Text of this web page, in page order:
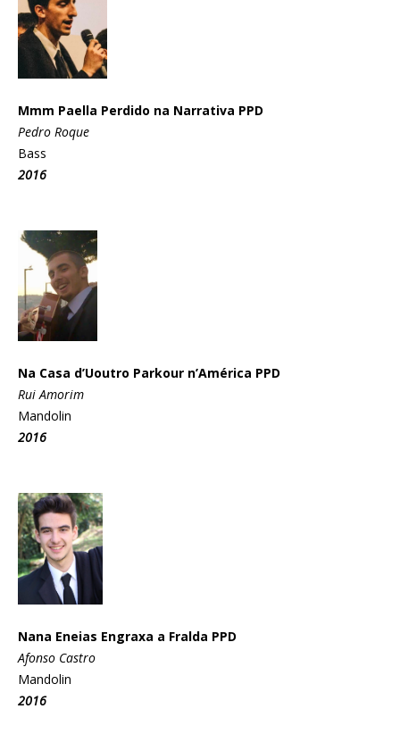
Mmm Paella Perdido na Narrativa PPD
Pedro Roque
Bass
2016
Na Casa d’Uoutro Parkour n’América PPD
Rui Amorim
Mandolin
2016
Nana Eneias Engraxa a Fralda PPD
Afonso Castro
Mandolin
2016